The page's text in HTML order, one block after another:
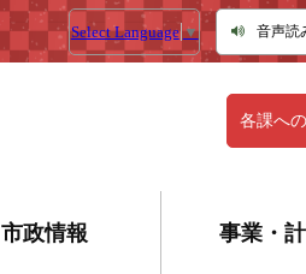
Select Language ▼ 音声読
各課への
市政情報 事業・